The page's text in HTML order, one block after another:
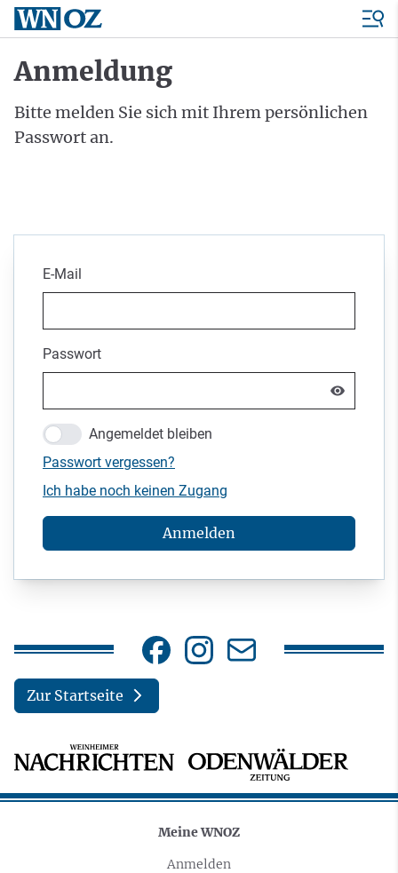
Anmeldung
Bitte melden Sie sich mit Ihrem persönlichen
Passwort an.
E-Mail
Passwort
Angemeldet bleiben
Passwort vergessen?
Ich habe noch keinen Zugang
Anmelden
Zur Startseite
Meine WNOZ
Anmelden